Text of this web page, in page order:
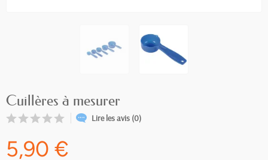
Cuillères à mesurer
Lire les avis (0)
5,90 €